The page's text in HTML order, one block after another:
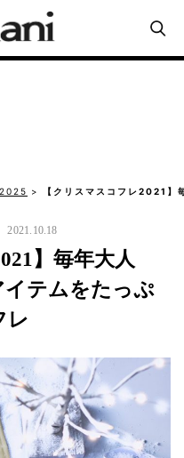
【クリスマスコフレ2021】
2021.10.18
】毎年大人
イテムをたっぷ
レ